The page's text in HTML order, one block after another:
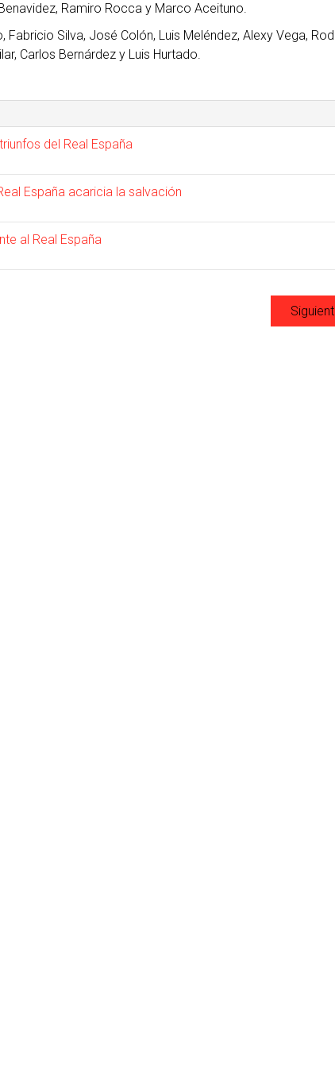
Ramiro Rocca y Marco Aceituno.
Fabricio Silva, José Colón, Luis Meléndez, Alexy Vega,
Carlos Bernárdez y Luis Hurtado.
del Real España
España acaricia la salvación
al Real España